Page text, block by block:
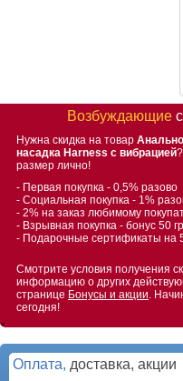
Возбуждающие
Нужна скидка на товар
насадка Harness с вибрацией
размер лично!
- Первая покупка - 0,5% разово
- Социальная покупка - 1%
- 2% на заказ любимому
- Взрывная покупка - бонус 50
- Подарочные сертификаты на
Смотрите условия получения
информацию о других
странице Бонусы и акции.
сегодня!
Оплата, доставка, акции